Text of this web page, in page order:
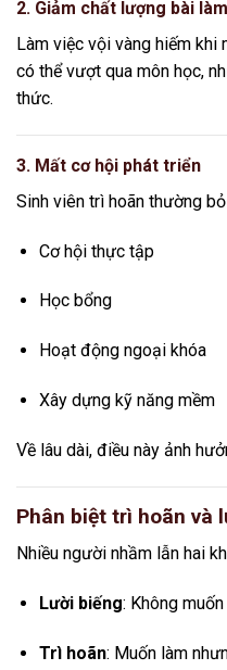
2. Giảm chất lượng bài làm
Làm việc vội vàng hiếm khi
có thể vượt qua môn học,
thức.
3. Mất cơ hội phát triển
Sinh viên trì hoãn thường
Cơ hội thực tập
Học bổng
Hoạt động ngoại khóa
Xây dựng kỹ năng mềm
Về lâu dài, điều này ảnh
Phân biệt trì hoãn và
Nhiều người nhầm lẫn hai
Lười biếng: Không muốn
Trì hoãn: Muốn làm